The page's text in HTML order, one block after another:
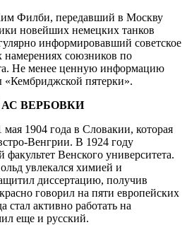
Филби, передавший в Москву
новейших немецких танков
информировавший советское
намерениях союзников по
Не менее ценную информацию
пятерки».
ВЕРБОВКИ
1904 года в Словакии, которая
Венгрии. В 1924 году
Венского университета.
увлекался химией и
диссертацию, получив
говорил на пяти европейских
стал активно работать на
еще и русский.